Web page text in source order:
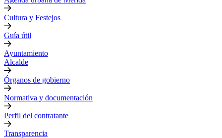
Cultura y Festejos
Guía útil
Ayuntamiento
Alcalde
Órganos de gobierno
Normativa y documentación
Perfil del contratante
Transparencia